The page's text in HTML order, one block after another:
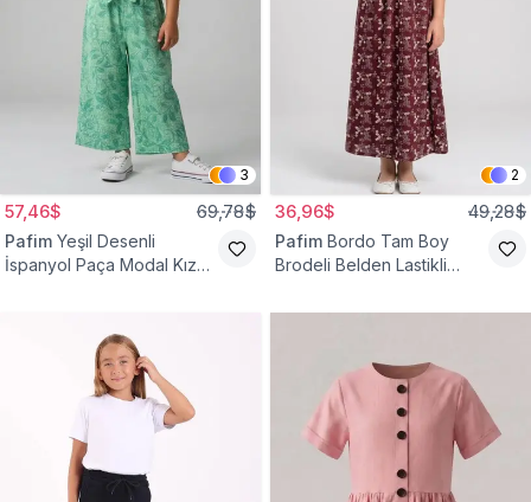
3
57,46$ 69,78$
Pafim Yeşil Desenli
İspanyol Paça Modal Kız
2
36,96$ 49,28$
Pafim Bordo Tam Boy
Brodeli Belden Lastikli